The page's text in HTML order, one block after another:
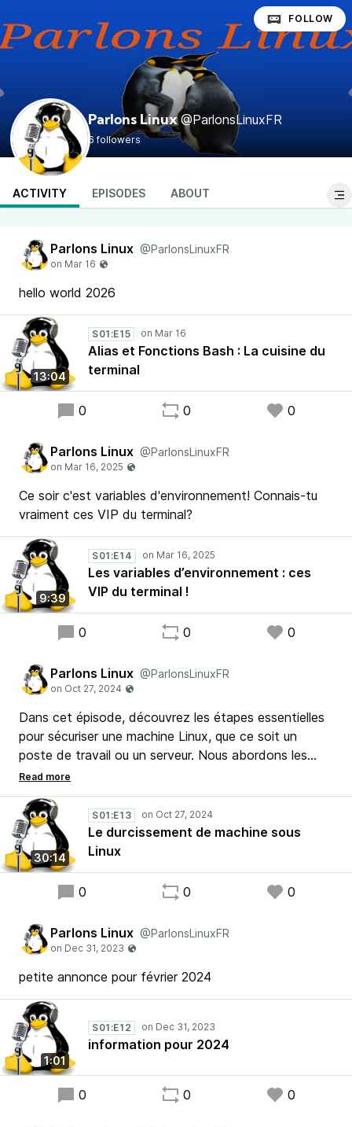
Parlons Linux @ParlonsLinuxFR
6 followers
FOLLOW
ACTIVITY EPISODES ABOUT
Parlons Linux @ParlonsLinuxFR
hello world 2026
13:04
S01:E15
Alias et Fonctions Bash : La cuisine du
terminal
0 0 0
Parlons Linux @ParlonsLinuxFR
Ce soir c'est variables d'environnement! Connais-tu
vraiment ces VIP du terminal?
9:39
S01:E14
Les variables d’environnement : ces
VIP du terminal !
0 0 0
Parlons Linux @ParlonsLinuxFR
Dans cet épisode, découvrez les étapes essentielles
pour sécuriser une machine Linux, que ce soit un
poste de travail ou un serveur. Nous abordons les
mises à jour, la configuration de pare-feu, la gestion
des utilisateurs, la sécurisation des partitions,
l’authentification renforcée, et bien plus. Que vous
soyez débutant ou utilisateur avancé, suivez nos
conseils pour durcir votre système Linux et renforcer
votre protection contre les menaces.
30:14
S01:E13
Le durcissement de machine sous
Linux
0 0 0
Parlons Linux @ParlonsLinuxFR
petite annonce pour février 2024
1:01
S01:E12
information pour 2024
0 0 0